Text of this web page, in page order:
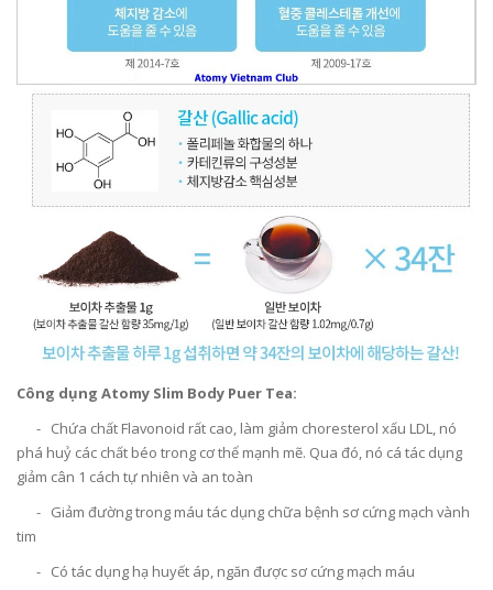
Công dụng Atomy Slim Body Puer Tea:
- Chứa chất Flavonoid rất cao, làm giảm choresterol xấu LDL, nó
phá huỷ các chất béo trong cơ thể mạnh mẽ. Qua đó, nó cá tác dụng
giảm cân 1 cách tự nhiên và an toàn
- Giảm đường trong máu tác dụng chữa bệnh sơ cứng mạch vành
tim
- Có tác dụng hạ huyết áp, ngăn được sơ cứng mạch máu